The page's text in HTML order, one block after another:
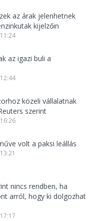
az árak jelenhetnek
kijelzőin
az igazi buli a
közeli vállalatnak
szerint
volt a paksi leállás
nincs rendben, ha
arról, hogy ki dolgozhat